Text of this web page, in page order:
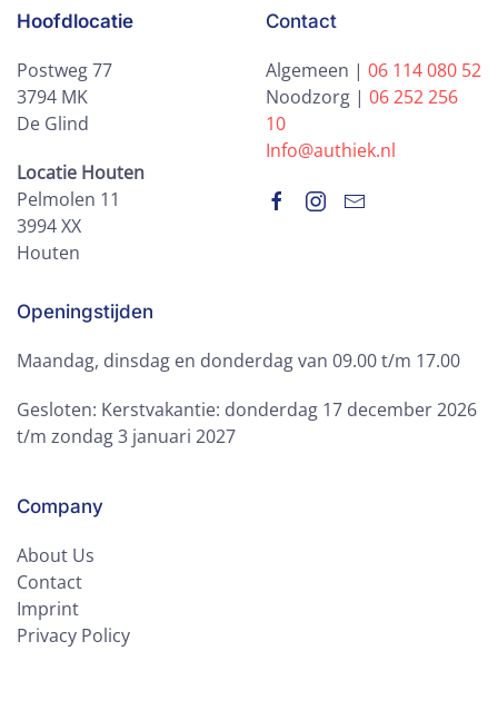
Hoofdlocatie
Postweg 77
3794 MK
De Glind
Locatie Houten
Pelmolen 11
3994 XX
Houten
Contact
Algemeen | 06 114 080 52
Noodzorg | 06 252 256
10
Info@authiek.nl
Openingstijden
Maandag, dinsdag en donderdag van 09.00 t/m 17.00
Gesloten: Kerstvakantie: donderdag 17 december 2026
t/m zondag 3 januari 2027
Company
About Us
Contact
Imprint
Privacy Policy